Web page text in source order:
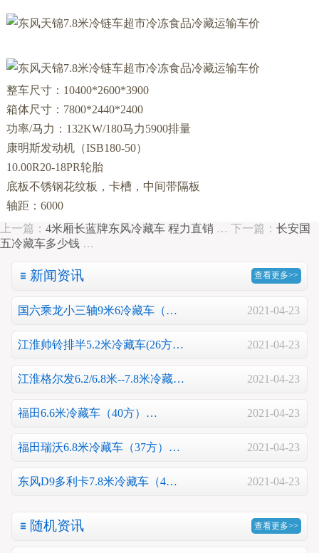
整车尺寸：10400*2600*3900
箱体尺寸：7800*2440*2400
功率/马力：132KW/180马力5900排量
康明斯发动机（ISB180-50）
10.00R20-18PR轮胎
底板不锈钢花纹板，卡槽，中间带隔板
轴距：6000
上一篇： 4米厢长蓝牌东风冷藏车 程力直销 … 下一篇： 长安国
五冷藏车多少钱 …
新闻资讯 查看更多>>
国六乘龙小三轴9米6冷藏车（… 2021-04-23
江淮帅铃排半5.2米冷藏车(26方… 2021-04-23
江淮格尔发6.2/6.8米--7.8米冷藏… 2021-04-23
福田6.6米冷藏车（40方）… 2021-04-23
福田瑞沃6.8米冷藏车（37方）… 2021-04-23
东风D9多利卡7.8米冷藏车（4… 2021-04-23
随机资讯 查看更多>>